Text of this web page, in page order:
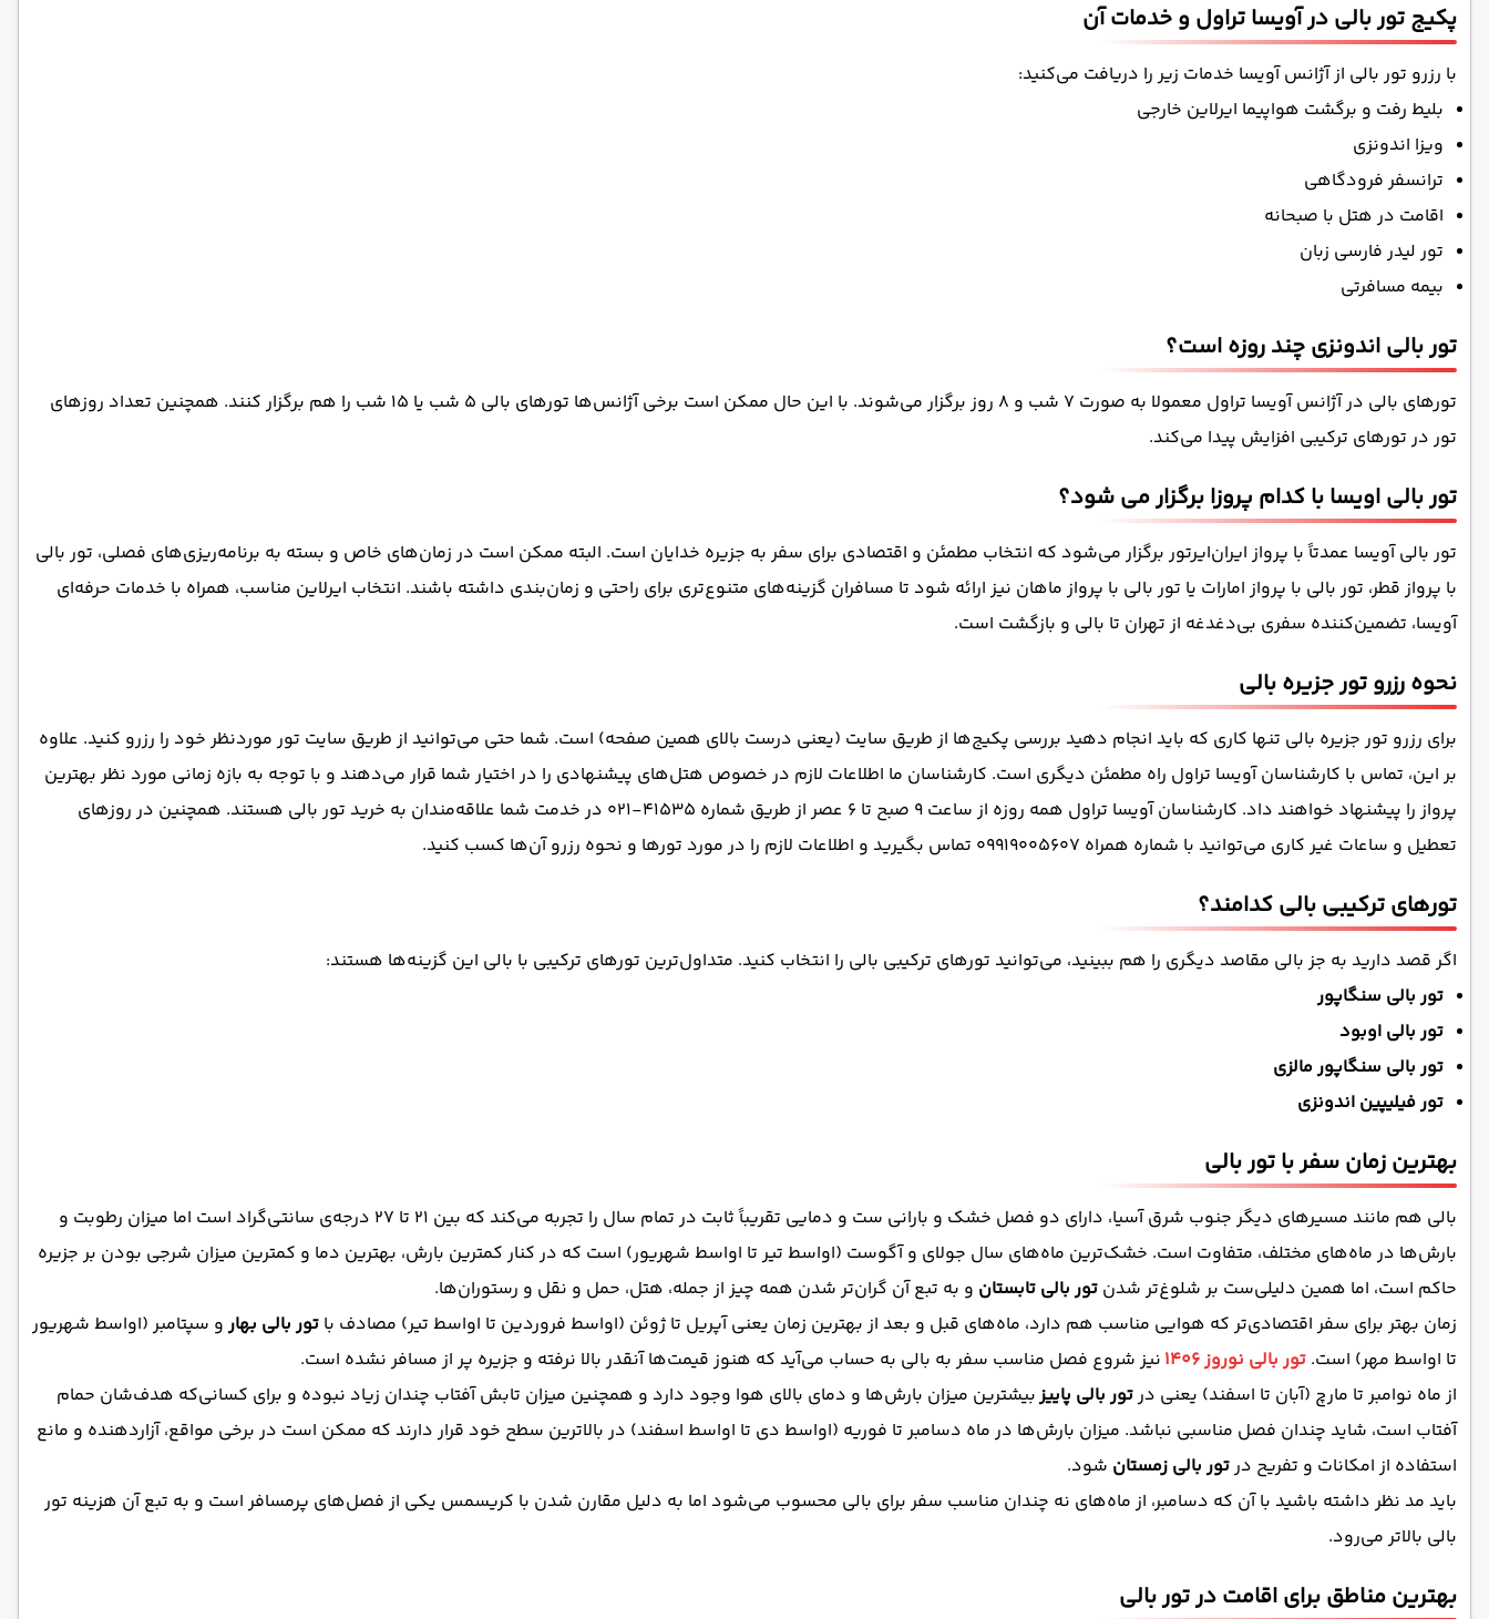
پکیج تور بالی در آویسا تراول و خدمات آن
با رزرو تور بالی از آژانس آویسا خدمات زیر را دریافت می‌کنید:
بلیط رفت و برگشت هواپیما ایرلاین خارجی
ویزا اندونزی
ترانسفر فرودگاهی
اقامت در هتل با صبحانه
تور لیدر فارسی زبان
بیمه مسافرتی
تور بالی اندونزی چند روزه است؟
تورهای بالی در آژانس آویسا تراول معمولا به صورت 7 شب و 8 روز برگزار می‌شوند. با این حال ممکن است برخی آژانس‌ها تورهای بالی 5 شب یا 15 شب را هم برگزار کنند. همچنین تعداد روزهای
تور در تورهای ترکیبی افزایش پیدا می‌کند.
تور بالی اویسا با کدام پروزا برگزار می شود؟
تور بالی آویسا عمدتاً با پرواز ایران‌ایرتور برگزار می‌شود که انتخاب مطمئن و اقتصادی برای سفر به جزیره خدایان است. البته ممکن است در زمان‌های خاص و بسته به برنامه‌ریزی‌های فصلی، تور بالی
با پرواز قطر، تور بالی با پرواز امارات یا تور بالی با پرواز ماهان نیز ارائه شود تا مسافران گزینه‌های متنوع‌تری برای راحتی و زمان‌بندی داشته باشند. انتخاب ایرلاین مناسب، همراه با خدمات حرفه‌ای
آویسا، تضمین‌کننده سفری بی‌دغدغه از تهران تا بالی و بازگشت است.
نحوه رزرو تور جزیره بالی
برای رزرو تور جزیره بالی تنها کاری که باید انجام دهید بررسی پکیج‌ها از طریق سایت (یعنی درست بالای همین صفحه) است. شما حتی می‌توانید از طریق سایت تور موردنظر خود را رزرو کنید. علاوه
بر این، تماس با کارشناسان آویسا تراول راه مطمئن دیگری است. کارشناسان ما اطلاعات لازم در خصوص هتل‌های پیشنهادی را در اختیار شما قرار می‌دهند و با توجه به بازه زمانی مورد نظر بهترین
پرواز را پیشنهاد خواهند داد. کارشناسان آویسا تراول همه روزه از ساعت ۹ صبح تا ۶ عصر از طریق شماره ۴۱۵۳۵-۰۲۱ در خدمت شما علاقه‌مندان به خرید تور بالی هستند. همچنین در روزهای
تعطیل و ساعات غیر کاری می‌توانید با شماره همراه ۰۹۹۱۹۰۰۵۶۰۷ تماس بگیرید و اطلاعات لازم را در مورد تورها و نحوه رزرو آن‌ها کسب کنید.
تورهای ترکیبی بالی کدامند؟
اگر قصد دارید به جز بالی مقاصد دیگری را هم ببینید، می‌توانید تورهای ترکیبی بالی را انتخاب کنید. متداول‌ترین تورهای ترکیبی با بالی این گزینه‌ها هستند:
تور بالی سنگاپور
تور بالی اوبود
تور بالی سنگاپور مالزی
تور فیلیپین اندونزی
بهترین زمان سفر با تور بالی
بالی هم مانند مسیرهای دیگر جنوب شرق آسیا، دارای دو فصل خشک و بارانی ست و دمایی تقریباً ثابت در تمام سال را تجربه می‌کند که بین ۲۱ تا ۲۷ درجه‌ی سانتی‌گراد است اما میزان رطوبت و
بارش‌ها در ماه‌های مختلف، متفاوت است. خشک‌ترین ماه‌های سال جولای و آگوست (اواسط تیر تا اواسط شهریور) است که در کنار کمترین بارش، بهترین دما و کمترین میزان شرجی بودن بر جزیره
حاکم است، اما همین دلیلی‌ست بر شلوغ‌تر شدن تور بالی تابستان و به تبع آن گران‌تر شدن همه چیز از جمله، هتل، حمل و نقل و رستوران‌ها.
زمان بهتر برای سفر اقتصادی‌تر که هوایی مناسب هم دارد،‌ ماه‌های قبل و بعد از بهترین زمان یعنی آپریل تا ژوئن (اواسط فروردین تا اواسط تیر) مصادف با تور بالی بهارو سپتامبر (اواسط شهریور
تا اواسط مهر) است. تور بالی نوروز 1406
نیز شروع فصل مناسب سفر به بالی به حساب می‌آید که هنوز قیمت‌ها آنقدر بالا نرفته و جزیره پر از مسافر نشده است.
از ماه نوامبر تا مارچ (آبان تا اسفند) یعنی درتور بالی پاییزبیشترین میزان بارش‌ها و دمای بالای هوا وجود دارد و همچنین میزان تابش آفتاب چندان زیاد نبوده و برای کسانی‌که هدف‌شان حمام
آفتاب است، شاید چندان فصل مناسبی نباشد. میزان بارش‌ها در ماه دسامبر تا فوریه (اواسط دی تا اواسط اسفند) در بالاترین سطح خود قرار دارند که ممکن است در برخی مواقع، آزاردهنده و مانع
استفاده از امکانات و تفریح درتور بالی زمستان شود.
باید مد نظر داشته باشید با آن که دسامبر، از ماه‌های نه چندان مناسب سفر برای بالی محسوب می‌شود اما به دلیل مقارن شدن با کریسمس یکی از فصل‌های پرمسافر است و به تبع آن هزینه تور
بالی بالاتر می‌رود.
بهترین مناطق برای اقامت در تور بالی